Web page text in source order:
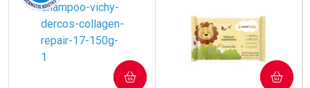
COMPRAR COMPRAR